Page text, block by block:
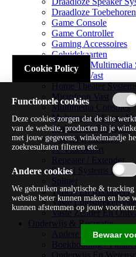
Draadloze Toebehoren
Game Console
Game Controller
Gaming Accessoires
Geluidskaarten
Handheld Multimedia
Headsets Vast
Home Theater
Microfoon Vast
Multimedia Consoles
Multimedia Mixer /
Multimedia Productie
Optical Disk Drive
Pc Videokaart
Repeater / Extender
Sound Systems Hi-fi
Splitter
Tuners En Recorders
Vaste
Vaste Zender En
Onderwijs & Recreatie
Andere
Boekhouding /
Cookie Policy
Functionele cookies
Deze cookies zorgen dat de site
van de website, producten in je
met jouw gegevens, winkelmandje
zoekresultaten filteren etc.
Andere cookies
We gebruiken analytische &
website beter kunnen maken en hoe
kunnen afstemmen op jouw
Bewaar